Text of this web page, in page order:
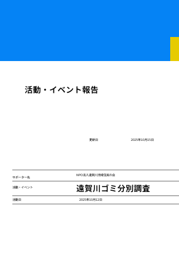
活動・イベント報告
​更新日 2025年10月15日
サポーター名 NPO法人遠賀川流域住民の会
活動・イベント 遠賀川ゴミ分別調査
活動日 2025年10月12日